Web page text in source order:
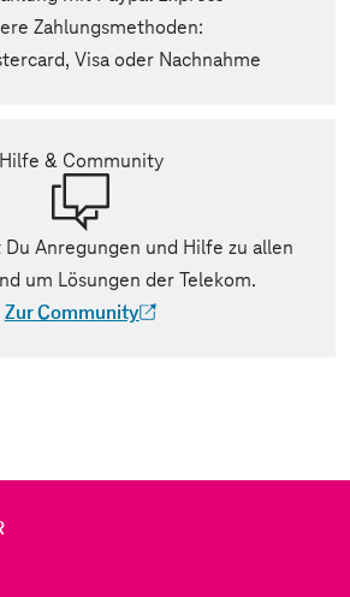
Zahlungsmethoden:
Visa oder Nachnahme
Hilfe & Community
Anregungen und Hilfe zu allen
um Lösungen der Telekom.
Zur Community
(Der Link wird in einem neuen Tab